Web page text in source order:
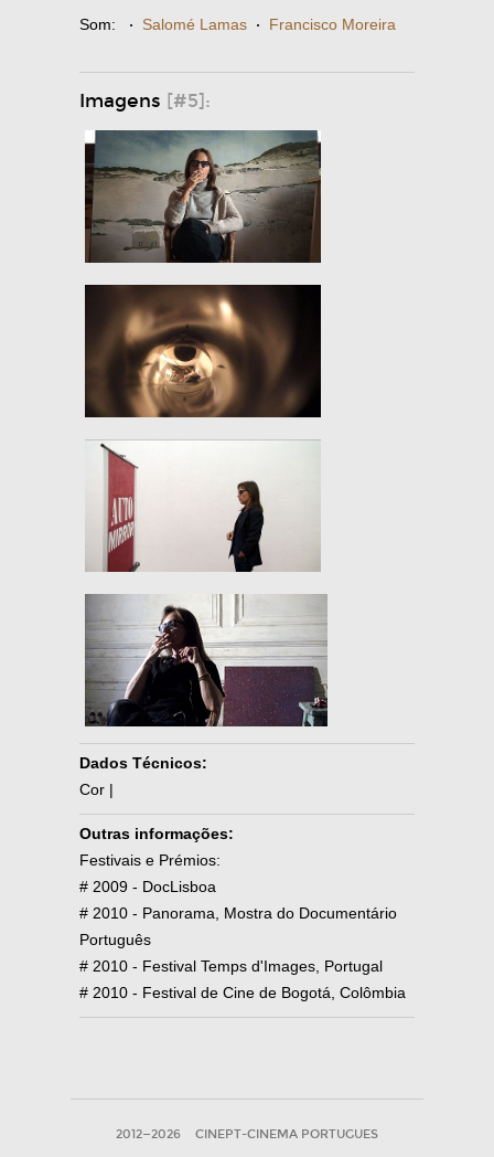
Som: · Salomé Lamas · Francisco Moreira
Imagens [#5]:
Dados Técnicos:
Cor |
Outras informações:
Festivais e Prémios:
# 2009 - DocLisboa
# 2010 - Panorama, Mostra do Documentário
Português
# 2010 - Festival Temps d'Images, Portugal
# 2010 - Festival de Cine de Bogotá, Colômbia
2012—2026 CINEPT-CINEMA PORTUGUES